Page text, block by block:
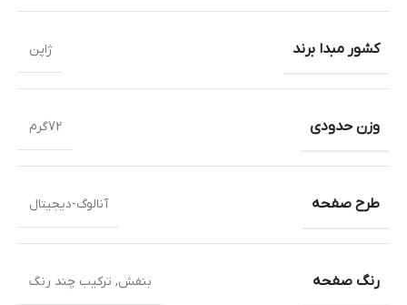
کشور مبدا برند ژاپن
وزن حدودی 72گرم
طرح صفحه آنالوگ-دیجیتال
رنگ صفحه بنفش, ترکیب چند رنگ